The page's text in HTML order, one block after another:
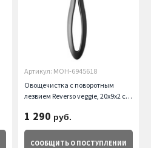
Артикул: MOH-6945618
Овощечистка с поворотным
лезвием Reverso veggie, 20х9х2 см
1 290 руб.
СООБЩИТЬ О ПОСТУПЛЕНИИ